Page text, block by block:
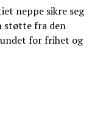
neppe sikre seg
støtte fra den
for frihet og